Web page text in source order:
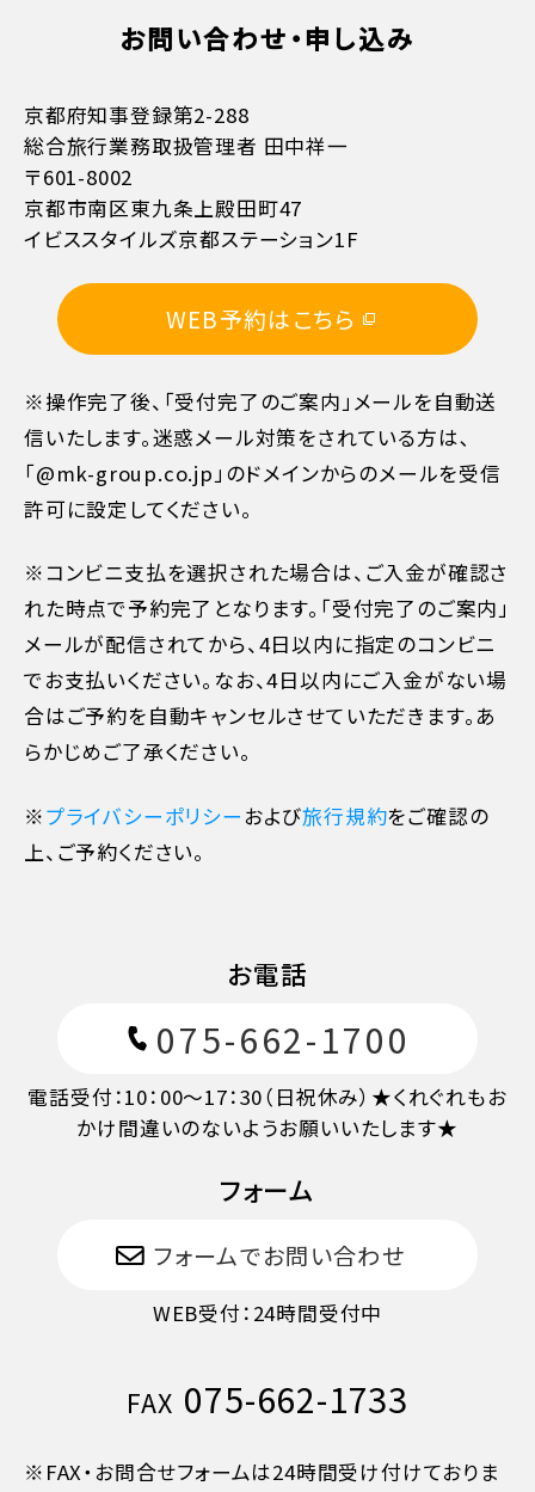
お支払方法詳細はこちら
11日目に当たる日以前
10日目に当たる日以前 20%
7日目に当たる日以前 30%
旅行開始日の前日
旅行開始日の当日 50%
お問い合わせ・申し込み
京都府知事登録第2-288
総合旅行業務取扱管理者 田中祥一
〒601-8002
京都市南区東九条上殿田町47
イビススタイルズ京都ステーション1F
WEB予約はこちら
※操作完了後、「受付完了のご案内」メールを自動送
信いたします。迷惑メール対策をされている方は､
「@mk-group.co.jp」のドメインからのメールを受信
許可に設定してください。
※コンビニ支払を選択された場合は、ご入金が確認さ
れた時点で予約完了となります。「受付完了のご案内」
メールが配信されてから、4日以内に指定のコンビニ
でお支払いください。なお、4日以内にご入金がない場
合はご予約を自動キャンセルさせていただきます。あ
らかじめご了承ください。
※プライバシーポリシーおよび旅行規約をご確認の
上、ご予約ください。
お電話
075-662-1700
電話受付：10：00～17：30（日祝休み）★くれぐれもお
かけ間違いのないようお願いいたします★
フォーム
フォームでお問い合わせ
WEB受付：24時間受付中
FAX 075-662-1733
※FAX・お問合せフォームは24時間受け付けておりま